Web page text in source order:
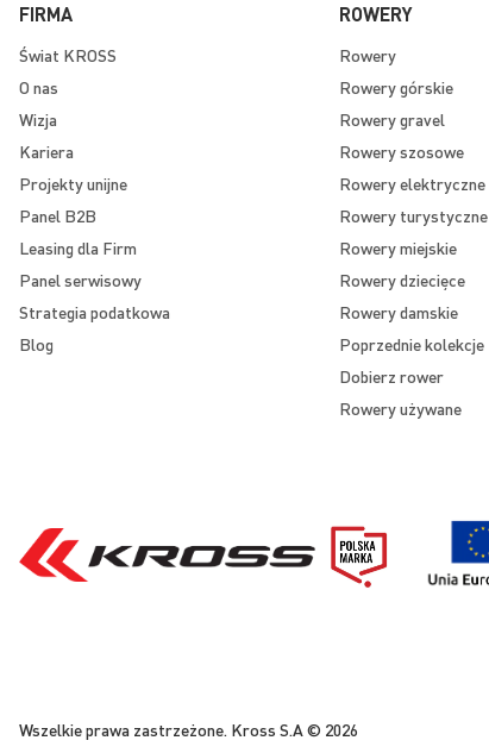
FIRMA
Świat KROSS
O nas
Wizja
Kariera
Projekty unijne
Panel B2B
Leasing dla Firm
Panel serwisowy
Strategia podatkowa
Blog
ROWERY
Rowery
Rowery górskie
Rowery gravel
Rowery szosowe
Rowery elektryczne
Rowery turystyczne
Rowery miejskie
Rowery dziecięce
Rowery damskie
Poprzednie kolekcje
Dobierz rower
Rowery używane
Wszelkie prawa zastrzeżone. Kross S.A © 2026